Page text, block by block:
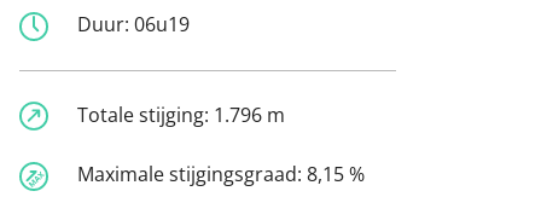
Duur: 06u19
Totale stijging: 1.796 m
Maximale stijgingsgraad: 8,15 %